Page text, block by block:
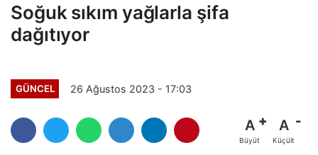
Soğuk sıkım yağlarla şifa
dağıtıyor
GÜNCEL 26 Ağustos 2023 - 17:03
A
Büyüt
A
Küçült